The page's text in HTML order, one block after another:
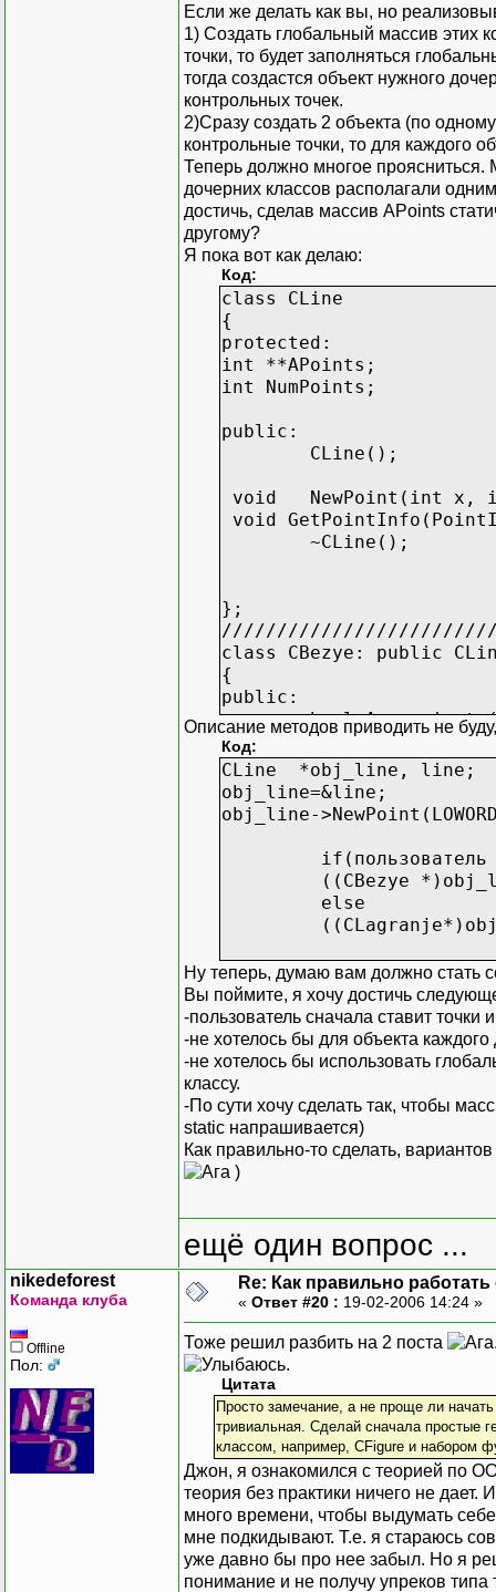
Если же делать как вы, но
1) Создать глобальный массив этих
точки, то будет заполняться
тогда создастся объект нужного
контрольных точек.
2)Сразу создать 2 объекта (по
контрольные точки, то для каждого
Теперь должно многое проясниться.
дочерних классов располагали
достичь, сделав массив APoints
другому?
Я пока вот как делаю:
Код:
class CLine
{
protected:
int **APoints;
int NumPoints;
public:
CLine();
void
NewPoint(int
void
~CLine();
};
class CBezye: public
{
public:
bool
};
class CLagranj:public
bool
Описание методов приводить не
Код:
CLine *obj_line, line;
obj_line=&line;
obj_line-
if(пользователь
((CBezye
else
Ну теперь, думаю вам должно стать
Вы поймите, я хочу достичь
-пользователь сначала ставит
-не хотелось бы для объекта
-не хотелось бы использовать
классу.
-По сути хочу сделать так, чтобы
static напрашивается)
Как правильно-то сделать,
)
ещё один вопрос ...
nikedeforest
Команда клуба
Offline
Пол:
Re: Как правильно
« Ответ #20 : 19-02-2006 14:24 »
Тоже решил разбить на 2 поста
.
Цитата
Просто замечание, а не проще ли
тривиальная. Сделай сначала простые
классом, например, CFigure и набором
Джон, я ознакомился с теорией по
теория без практики ничего не
много времени, чтобы выдумать
мне подкидывают. Т.е. я стараюсь
уже давно бы про нее забыл. Но я
понимание и не получу упреков